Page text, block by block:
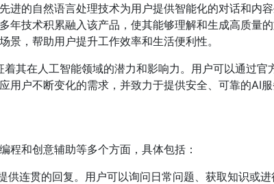
进的自然语言处理技术为用户提供智能化的对话和内
年技术积累融入该产品，使其能够理解和生成高质量
，帮助用户提升工作效率和生活便利性。
着其在人工智能领域的潜力和影响力。用户可以通过
户不断变化的需求，并致力于提供安全、可靠的AI服
程和创意辅助等多个方面，具体包括：
供连贯的回复。用户可以询问日常问题、获取知识或